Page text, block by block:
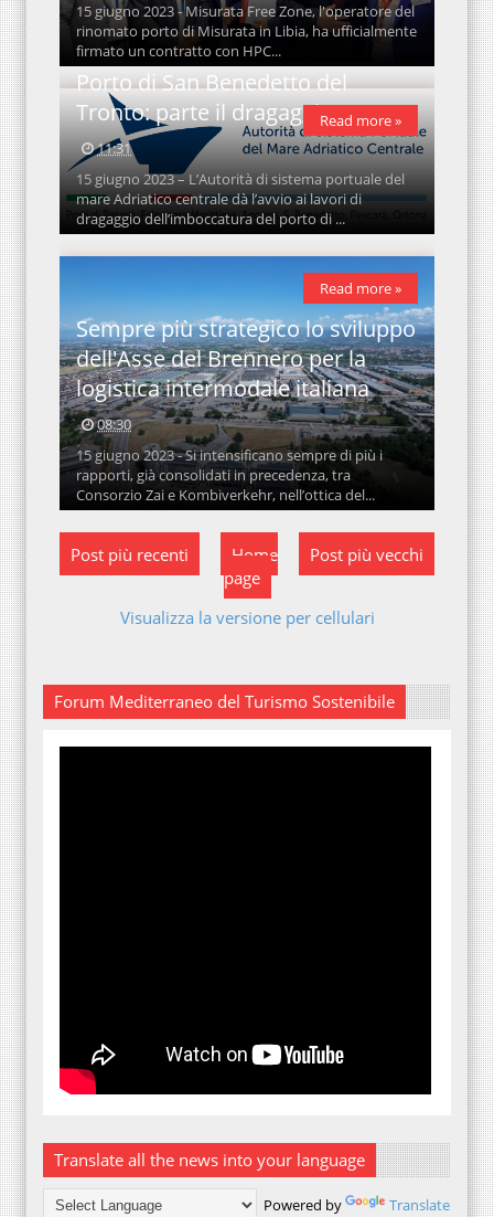
15 giugno 2023 - Misurata Free Zone, l'operatore del
rinomato porto di Misurata in Libia, ha ufficialmente
firmato un contratto con HPC...
Porto di San Benedetto del
Tronto: parte il dragaggio
11:31
15 giugno 2023 – L’Autorità di sistema portuale del
mare Adriatico centrale dà l’avvio ai lavori di
dragaggio dell’imboccatura del porto di ...
Read more »
Sempre più strategico lo sviluppo
dell'Asse del Brennero per la
logistica intermodale italiana
08:30
15 giugno 2023 - Si intensificano sempre di più i
rapporti, già consolidati in precedenza, tra
Consorzio Zai e Kombiverkehr, nell’ottica del...
Read more »
Post più recenti Post più vecchi
Home
page
Visualizza la versione per cellulari
Forum Mediterraneo del Turismo Sostenibile
Translate all the news into your language
Powered by Translate